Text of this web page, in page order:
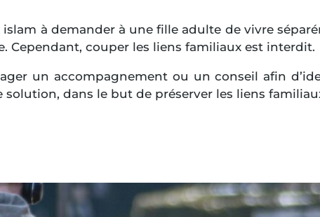
à demander à une fille adulte de vivre
Cependant, couper les liens familiaux est interdit.
un accompagnement ou un conseil afin
dans le but de préserver les liens